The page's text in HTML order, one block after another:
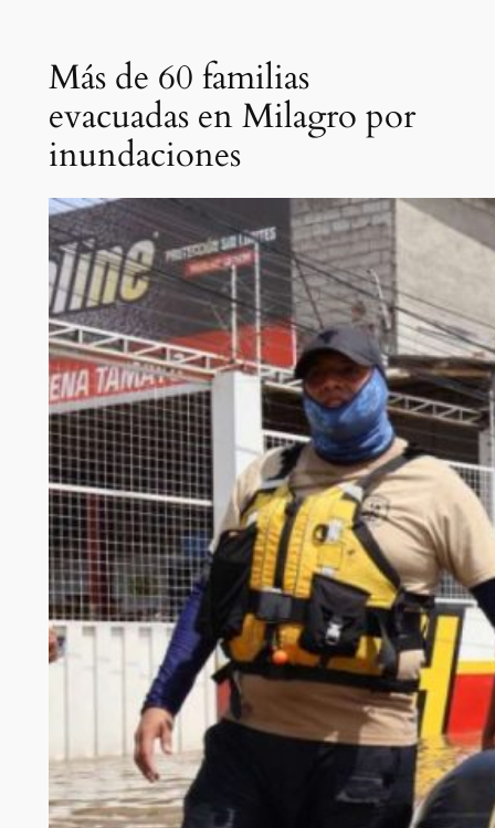
Más de 60 familias
evacuadas en Milagro por
inundaciones